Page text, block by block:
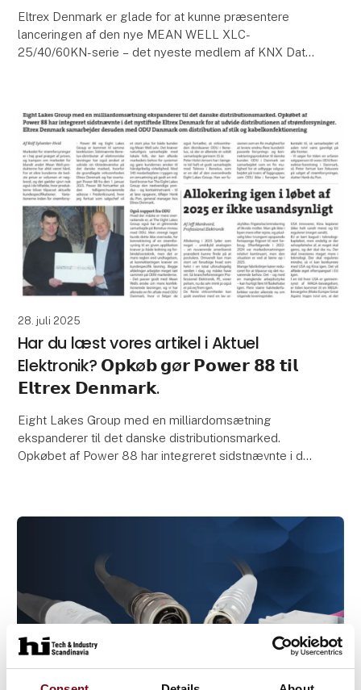
Eltrex Denmark er glade for at kunne præsentere
lanceringen af den nye MEAN WELL XLC-
25/40/60KN-serie – det nyeste medlem af KNX Data
28. juli 2025
Har du læst vores artikel i Aktuel
Elektronik? 𝗢𝗽𝗸ø𝗯 𝗴ø𝗿 𝗣𝗼𝘄𝗲𝗿 𝟴𝟴 𝘁𝗶𝗹
𝗘𝗹𝘁𝗿𝗲𝘅 𝗗𝗲𝗻𝗺𝗮𝗿𝗸.
Eight Lakes Group med en milliardomsætning
ekspanderer til det danske distributionsmarked.
Opkøbet af Power 88 har integreret sidstnævnte i det